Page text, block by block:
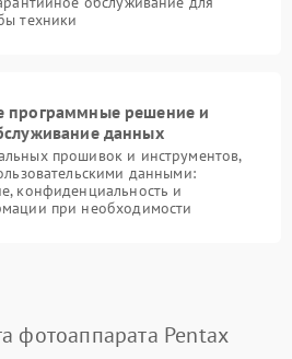
техники
программные решение и
данных
прошивок и инструментов,
данными:
конфиденциальность и
при необходимости
фотоаппарата Pentax